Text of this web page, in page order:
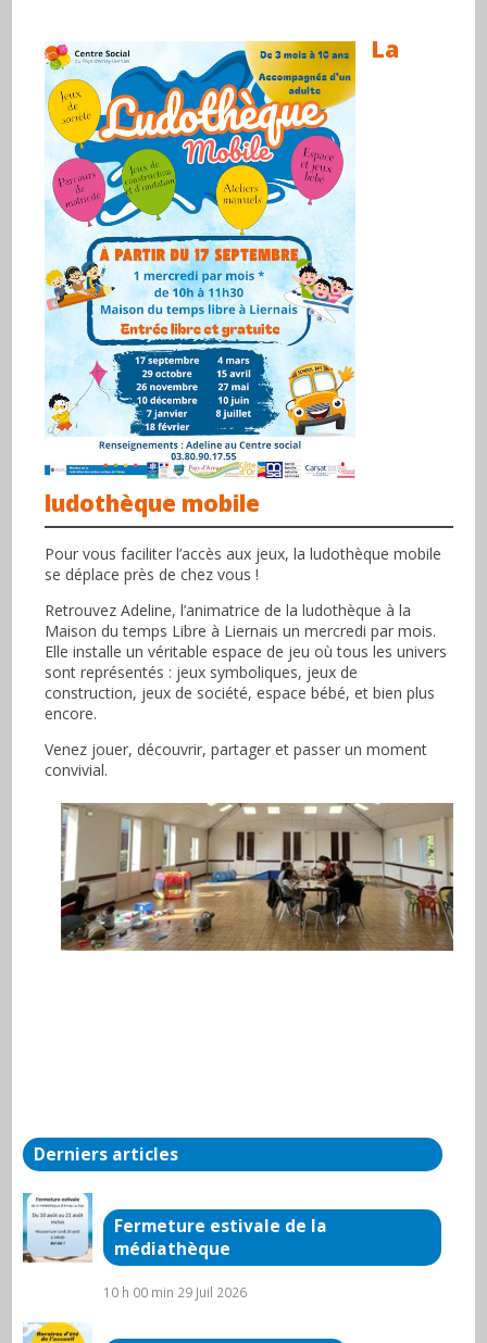
La
ludothèque mobile
Pour vous faciliter l’accès aux jeux, la ludothèque mobile
se déplace près de chez vous !
Retrouvez Adeline, l’animatrice de la ludothèque à la
Maison du temps Libre à Liernais un mercredi par mois.
Elle installe un véritable espace de jeu où tous les univers
sont représentés : jeux symboliques, jeux de
construction, jeux de société, espace bébé, et bien plus
encore.
Venez jouer, découvrir, partager et passer un moment
convivial.
Derniers articles
Fermeture estivale de la
médiathèque
10 h 00 min 29 Juil 2026